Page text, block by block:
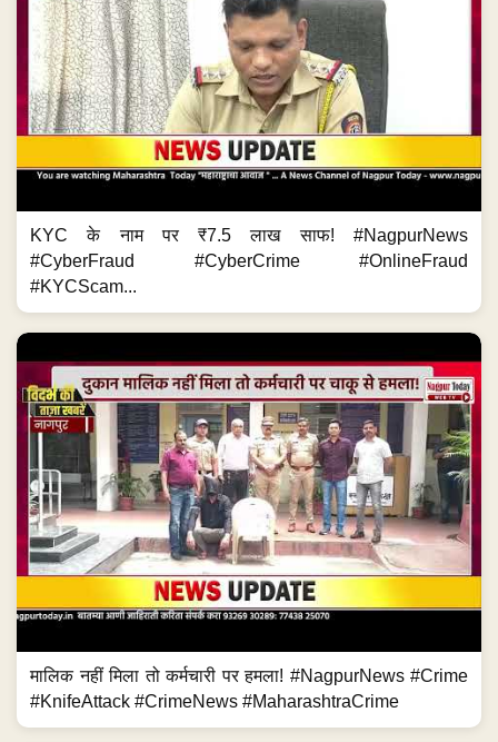
KYC के नाम पर ₹7.5 लाख साफ! #NagpurNews
#CyberFraud #CyberCrime #OnlineFraud
#KYCScam...
मालिक नहीं मिला तो कर्मचारी पर हमला! #NagpurNews #Crime
#KnifeAttack #CrimeNews #MaharashtraCrime